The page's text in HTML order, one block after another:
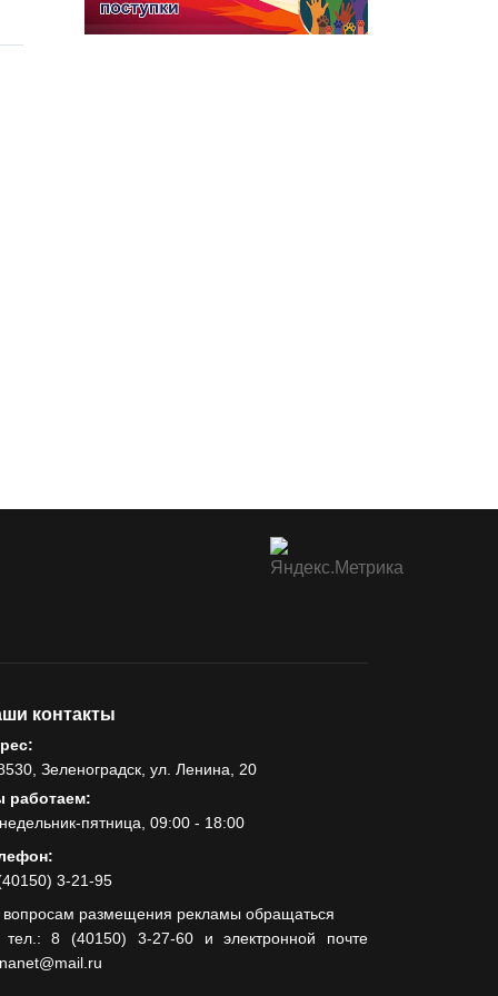
контакты
Зеленоградск, ул. Ленина, 20
работаем:
пятница, 09:00 - 18:00
3-21-95
размещения рекламы обращаться
тел.: 8 (40150) 3-27-60 и электронной почте